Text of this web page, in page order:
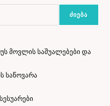
ᲫᲘᲔᲑᲐ
მოვლის საშუალებები და
საწოვარა